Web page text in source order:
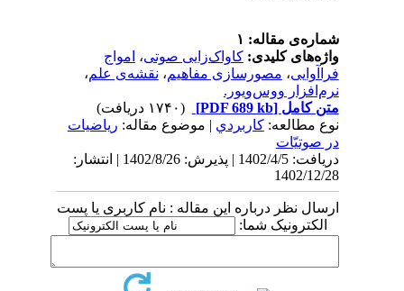
شماره‌ی مقاله: ۱
واژه‌های کلیدی:کاواک‌زایی صوتی،امواج
فراآوایی،مصورسازی مفاهیم،نقشه‌ی علم،
نرم‌افزار ووس‌ویور.
متن کامل[PDF 689 kb]
نوع مطالعه:كاربردي| موضوع مقاله:ریاضیات
در صوتیّات
دریافت: 1402/4/5 | پذیرش: 1402/8/26 | انتشار:
1402/12/28
ارسال نظر درباره این مقاله : نام کاربری یا پست
الکترونیک شما: